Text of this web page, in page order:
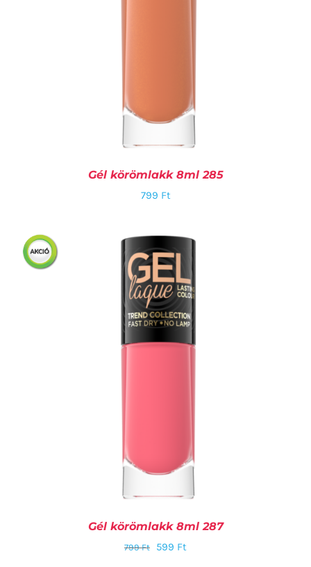
KOSÁRBA TESZEM / RÉSZLETEK
Gél körömlakk 8ml 285
799 Ft
Gél körömlakk 8ml 287
799Ft 599 Ft